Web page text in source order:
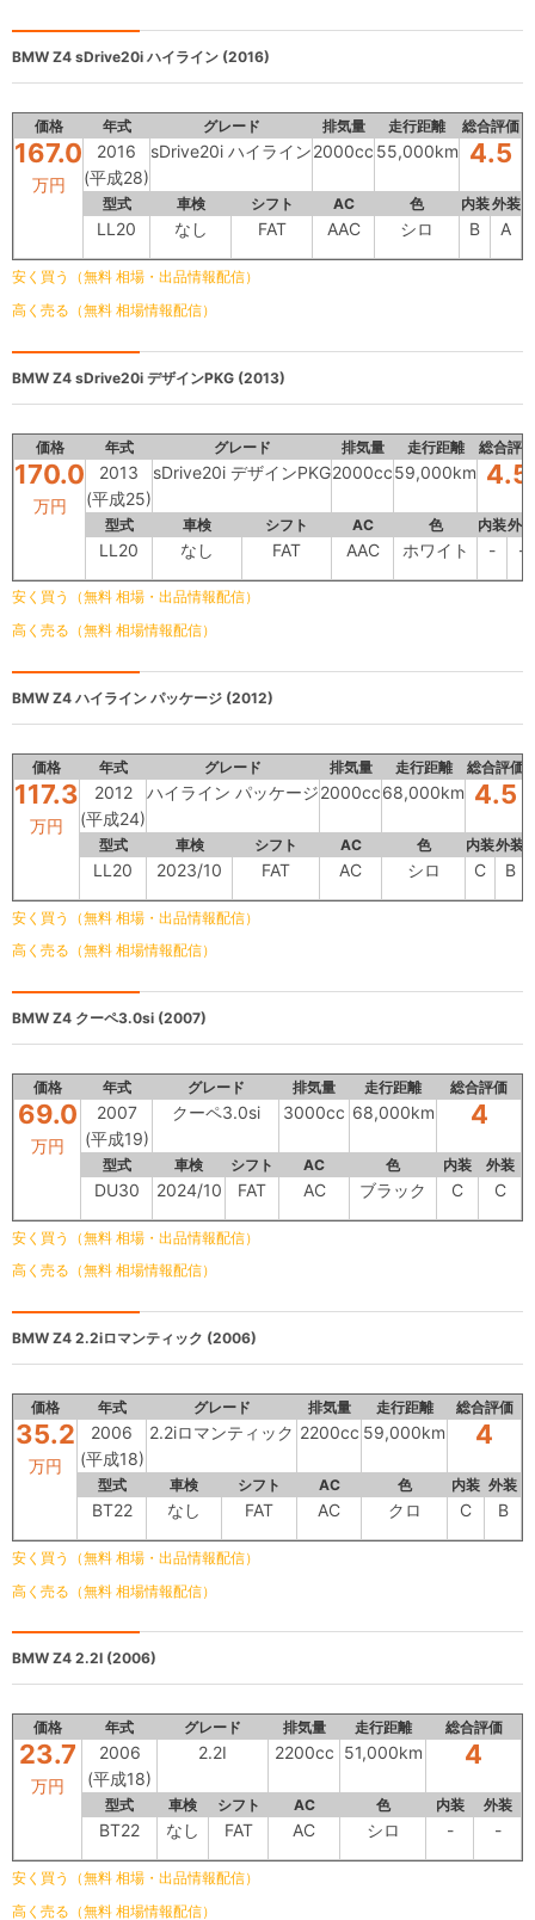
BMW Z4 sDrive20i ハイライン (2016)
価格 年式 グレード 排気量 走行距離 総合評価
167.0
万円
2016
(平成28)
sDrive20i ハイライン2000cc 55,000km 4.5
型式 車検 シフト AC 色 内装外装
LL20 なし FAT AAC シロ B A
安く買う（無料 相場・出品情報配信）
高く売る（無料 相場情報配信）
BMW Z4 sDrive20i デザインPKG (2013)
価格 年式 グレード 排気量 走行距離 総合評価
170.0
万円
2013
(平成25)
sDrive20i デザインPKG2000cc59,000km 4.5
型式 車検 シフト AC 色 内装外装
LL20 なし FAT AAC ホワイト - -
安く買う（無料 相場・出品情報配信）
高く売る（無料 相場情報配信）
BMW Z4 ハイライン パッケージ (2012)
価格 年式 グレード 排気量 走行距離 総合評価
117.3
万円
2012
(平成24)
ハイライン パッケージ2000cc68,000km 4.5
型式 車検 シフト AC 色 内装外装
LL20 2023/10 FAT AC シロ C B
安く買う（無料 相場・出品情報配信）
高く売る（無料 相場情報配信）
BMW Z4 クーペ3.0si (2007)
価格 年式 グレード 排気量 走行距離 総合評価
69.0
万円
2007
(平成19)
クーペ3.0si 3000cc 68,000km 4
型式 車検 シフト AC 色 内装 外装
DU30 2024/10 FAT AC ブラック C C
安く買う（無料 相場・出品情報配信）
高く売る（無料 相場情報配信）
BMW Z4 2.2iロマンティック (2006)
価格 年式 グレード 排気量 走行距離 総合評価
35.2
万円
2006
(平成18)
2.2iロマンティック 2200cc 59,000km 4
型式 車検 シフト AC 色 内装 外装
BT22 なし FAT AC クロ C B
安く買う（無料 相場・出品情報配信）
高く売る（無料 相場情報配信）
BMW Z4 2.2I (2006)
価格 年式 グレード 排気量 走行距離 総合評価
23.7
万円
2006
(平成18)
2.2I 2200cc 51,000km 4
型式 車検 シフト AC 色 内装 外装
BT22 なし FAT AC シロ - -
安く買う（無料 相場・出品情報配信）
高く売る（無料 相場情報配信）